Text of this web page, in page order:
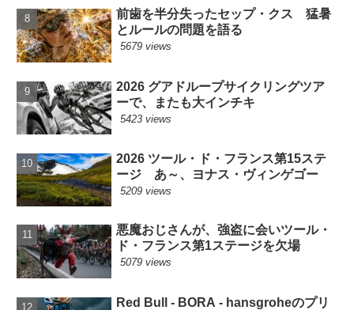
前歯を半分失ったセップ・クス 猛暑
とルールの問題を語る
5679 views
2026 グアドループサイクリングツア
ーで、またも大インチキ
5423 views
2026 ツール・ド・フランス第15ステ
ージ あ～、ヨナス・ヴィンゲゴー
5209 views
悪魔おじさんが、強盗に会いツール・
ド・フランス第1ステージを欠場
5079 views
Red Bull - BORA - hansgroheのプリ